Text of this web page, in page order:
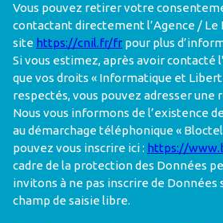
Vous pouvez retirer votre
contactant directement l’Agence / Le
site https://cnil.fr/fr pour plus
Si vous estimez, après avoir contacté
que vos droits « Informatique et
respectés, vous pouvez adresser une
Nous vous informons de l’existence
au démarchage téléphonique « Bloctel
pouvez vous inscrire ici : https://
cadre de la protection des Données
invitons à ne pas inscrire de Données
champ de saisie libre.